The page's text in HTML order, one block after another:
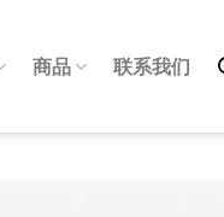
商品 联系我们